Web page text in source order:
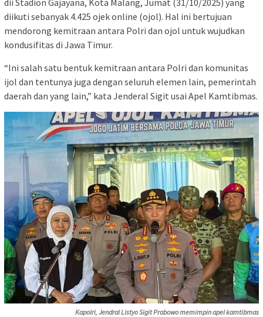
dii Stadion Gajayana, Kota Malang, Jumat (31/10/2025) yang
diikuti sebanyak 4.425 ojek online (ojol). Hal ini bertujuan
mendorong kemitraan antara Polri dan ojol untuk wujudkan
kondusifitas di Jawa Timur.
“Ini salah satu bentuk kemitraan antara Polri dan komunitas
ijol dan tentunya juga dengan seluruh elemen lain, pemerintah
daerah dan yang lain,” kata Jenderal Sigit usai Apel Kamtibmas.
Kapolri, Jendral Listyo Sigit Prabowo memimpin apel kamtibmas